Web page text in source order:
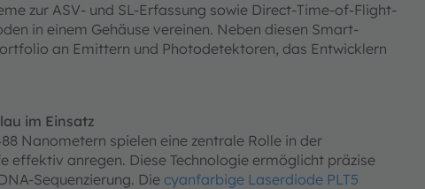
zur ASV- und SL-Erfassung sowie Direct-Time-of-Flight-
in einem Gehäuse vereinen. Neben diesen Smart-
an Emittern und Photodetektoren, das Entwicklern
im Einsatz
Nanometern spielen eine zentrale Rolle in der
effektiv anregen. Diese Technologie ermöglicht präzise
Sequenzierung. Die cyanfarbige Laserdiode PLT5